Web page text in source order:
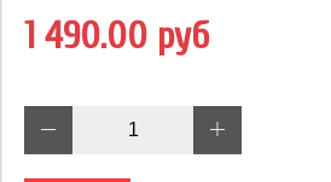
1 490.00 руб